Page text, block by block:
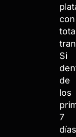
con
Si
de
los
7
días